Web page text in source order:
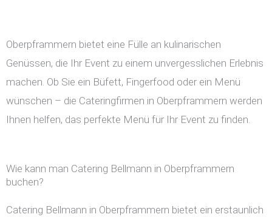
Oberpframmern bietet eine Fülle an kulinarischen
Genüssen, die Ihr Event zu einem unvergesslichen Erlebnis
machen. Ob Sie ein Büfett, Fingerfood oder ein Menü
wünschen – die Cateringfirmen in Oberpframmern werden
Ihnen helfen, das perfekte Menü für Ihr Event zu finden.
Wie kann man Catering Bellmann in Oberpframmern
buchen?
Catering Bellmann in Oberpframmern bietet ein erstaunlich